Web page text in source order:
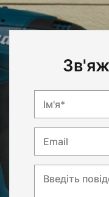
Ім'я*
Email
Введіть